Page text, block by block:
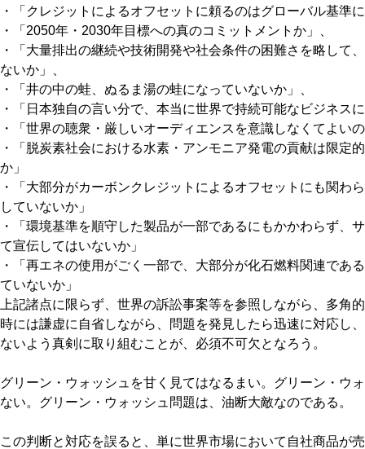
・「クレジットによるオフセットに頼るのはグローバル基準
・「2050年・2030年目標への真のコミットメントか」、
・「大量排出の継続や技術開発や社会条件の困難さを略して
ないか」、
・「井の中の蛙、ぬるま湯の蛙になっていないか」、
・「日本独自の言い分で、本当に世界で持続可能なビジネス
・「世界の聴衆・厳しいオーディエンスを意識しなくてよい
・「脱炭素社会における水素・アンモニア発電の貢献は限定
か」
・「大部分がカーボンクレジットによるオフセットにも関わ
していないか」
・「環境基準を順守した製品が一部であるにもかかわらず、
て宣伝してはいないか」
・「再エネの使用がごく一部で、大部分が化石燃料関連であ
ていないか」
上記諸点に限らず、世界の訴訟事案等を参照しながら、多角
時には謙虚に自省しながら、問題を発見したら迅速に対応し
ないよう真剣に取り組むことが、必須不可欠となろう。
グリーン・ウォッシュを甘く見てはなるまい。グリーン・ウ
ない。グリーン・ウォッシュ問題は、油断大敵なのである。
この判断と対応を誤ると、単に世界市場において自社商品が